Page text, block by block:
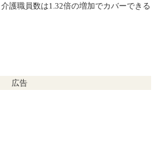
護職員数は1.32倍の増加でカバーできる
広告